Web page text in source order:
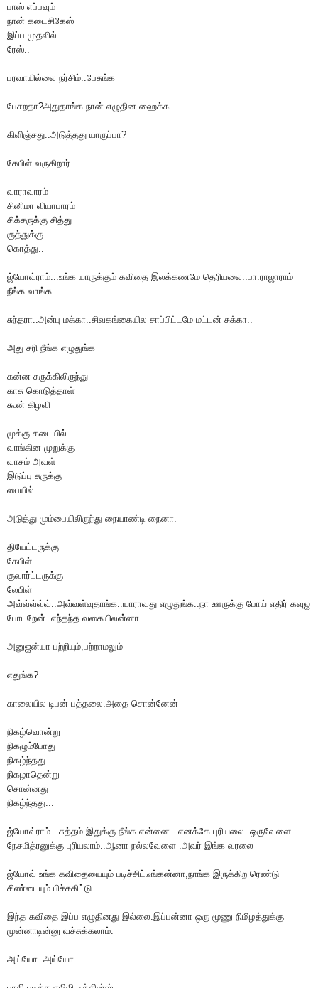
பாஸ் எப்பவும்
நான் கடைசிகேஸ்
இப்ப முதலில்
ரேஸ்..
பரவாயில்லை நர்சிம்..பேசுங்க
பேசறதா?அதுதாங்க நான் எழுதின ஹைக்கூ
கிளிஞ்சது..அடுத்தது யாருப்பா?
கேபிள் வருகிறார்...
வாராவாரம்
சினிமா வியாபாரம்
சிக்சருக்கு சித்து
குத்துக்கு
கொத்து..
ஜ்யோவ்ராம்...உங்க யாருக்கும் கவிதை இலக்கணமே தெரியலை..பா.ராஜாராம்
நீங்க வாங்க
சுந்தரா..அன்பு மக்கா..சிவகங்கையில சாப்பிட்டமே மட்டன் சுக்கா..
அது சரி நீங்க எழுதுங்க
கன்ன சுருக்கிலிருந்து
காசு கொடுத்தாள்
கூன் கிழவி
முக்கு கடையில்
வாங்கின முறுக்கு
வாசம் அவள்
இடுப்பு சுருக்கு
பையில்..
அடுத்து மும்பையிலிருந்து நையாண்டி நைனா.
தியேட்டருக்கு
கேபிள்
குவார்ட்டருக்கு
லேபிள்
அவ்வ்வ்வ்வ்..அவ்வள்வுதாங்க..யாராவது எழுதுங்க..நா ஊருக்கு போய் எதிர் கவுஜ
போடறேன்..எந்தந்த வகையிலன்னா
அனுஜன்யா பற்றியும்,பற்றாமலும்
எதுங்க?
காலையில டிபன் பத்தலை.அதை சொன்னேன்
நிகழ்வொன்று
நிகழும்போது
நிகழ்ந்தது
நிகழாதென்று
சொன்னது
நிகழ்ந்தது...
ஜ்யோவ்ராம்.. சுத்தம்.இதுக்கு நீங்க என்னை...எனக்கே புரியலை..ஒருவேளை
நேசமித்ரனுக்கு புரியலாம்..ஆனா நல்லவேளை .அவர் இங்க வரலை
ஜ்யோவ் உங்க கவிதையையும் படிச்சிட்டீங்கன்னா,நாங்க இருக்கிற ரெண்டு
சிண்டையும் பிச்சுகிட்டு..
இந்த கவிதை இப்ப எழுதினது இல்லை.இப்பன்னா ஒரு மூணு நிமிழத்துக்கு
முன்னாடின்னு வச்சுக்கலாம்.
அய்யோ..அய்யோ